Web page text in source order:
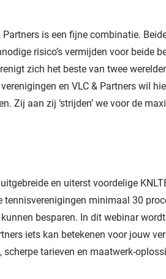
Partners is een fijne combinatie.
risico’s vermijden voor beide
zich het beste van twee
en VLC & Partners wil
Zij aan zij ‘strijden’ we voor de
en uiterst voordelige
tennisverenigingen minimaal 30
besparen. In dit webinar
iets kan betekenen voor jouw
scherpe tarieven en maatwerk-